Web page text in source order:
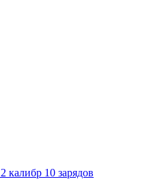
калибр 10 зарядов